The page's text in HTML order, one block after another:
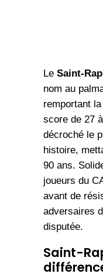
Le Saint-
nom au
remportant
score de 27
décroché le
histoire,
90 ans.
joueurs du
avant de
adversaires
disputée.
Saint-